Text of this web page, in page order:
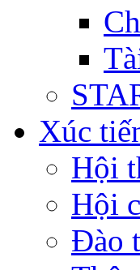
Xúc
Hội
Hội
Đào